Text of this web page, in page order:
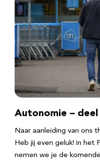
Autonomie – deel
Naar aanleiding van ons
Heb jij even geluk! in het
nemen we je de